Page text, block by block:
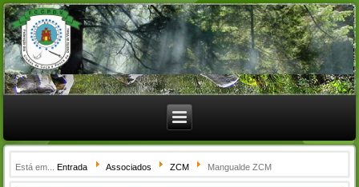
Está em...Entrada Associados ZCM Mangualde ZCM